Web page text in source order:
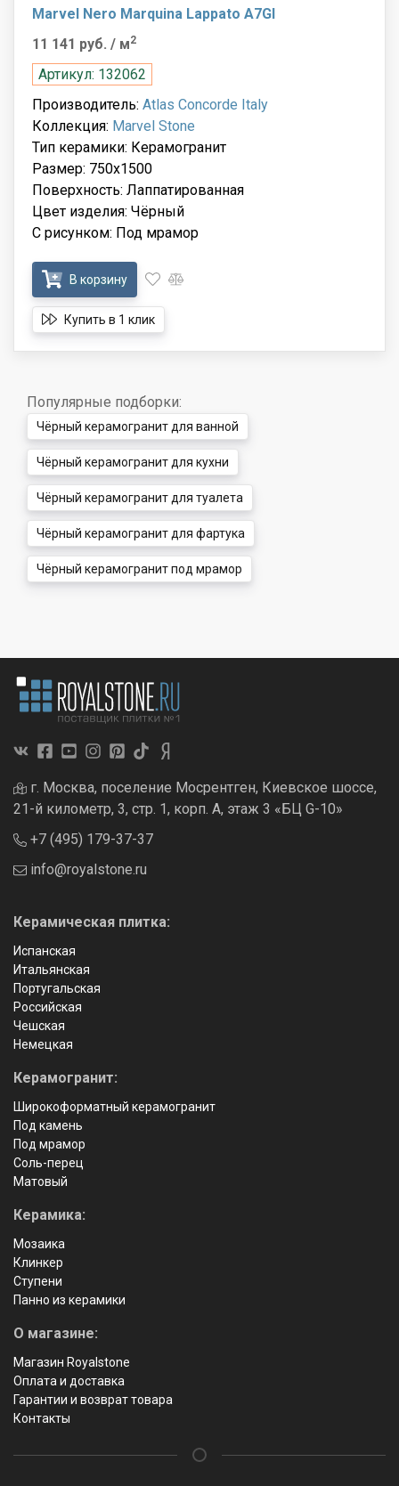
Marvel Nero Marquina Lappato A7GI
11 141 руб. / м2
Артикул: 132062
Производитель: Atlas Concorde Italy
Коллекция: Marvel Stone
Тип керамики: Керамогранит
Размер: 750x1500
Поверхность: Лаппатированная
Цвет изделия: Чёрный
С рисунком: Под мрамор
В корзину
Купить в 1 клик
Популярные подборки:
Чёрный керамогранит для ванной
Чёрный керамогранит для кухни
Чёрный керамогранит для туалета
Чёрный керамогранит для фартука
Чёрный керамогранит под мрамор
г. Москва, поселение Мосрентген, Киевское шоссе,
21-й километр, 3, стр. 1, корп. А, этаж 3 «БЦ G-10»
+7 (495) 179-37-37
info@royalstone.ru
Керамическая плитка:
Испанская
Итальянская
Португальская
Российская
Чешская
Немецкая
Керамогранит:
Широкоформатный керамогранит
Под камень
Под мрамор
Соль-перец
Матовый
Керамика:
Мозаика
Клинкер
Ступени
Панно из керамики
О магазине:
Магазин Royalstone
Оплата и доставка
Гарантии и возврат товара
Контакты